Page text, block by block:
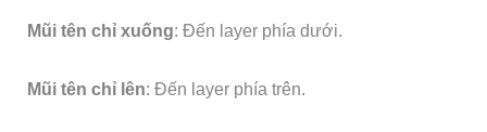
Mũi tên chỉ xuống: Đến layer phía dưới.
Mũi tên chỉ lên: Đến layer phía trên.